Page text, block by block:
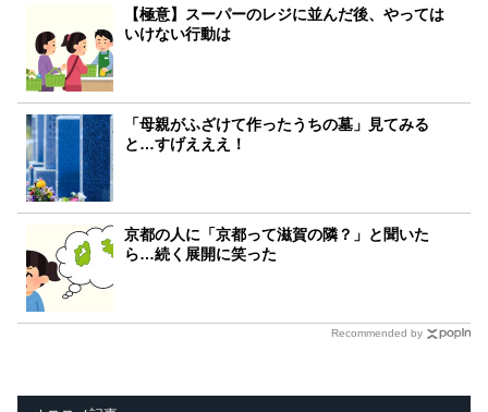
【極意】スーパーのレジに並んだ後、やっては
いけない行動は
「母親がふざけて作ったうちの墓」見てみる
と…すげえええ！
京都の人に「京都って滋賀の隣？」と聞いた
ら…続く展開に笑った
Recommended by